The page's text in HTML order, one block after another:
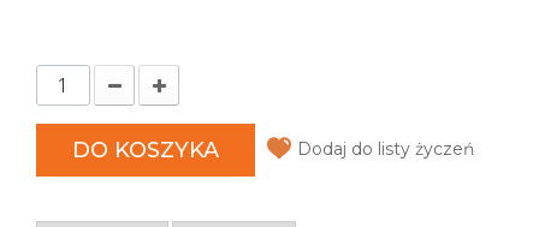
DO KOSZYKA Dodaj do listy życzeń